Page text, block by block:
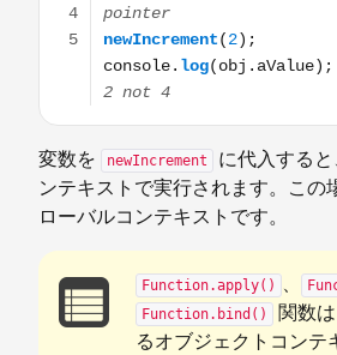
変数を newIncrement
に代入する
ンテキストで実行されます。この
ローバルコンテキストです。
Function.apply() 、
Function.bind()
関数
るオブジェクトコンテ